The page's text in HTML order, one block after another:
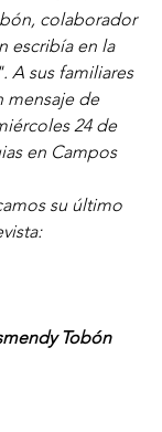
colaborador
escribía en la
A sus familiares
mensaje de
24 de
en Campos
su último
Tobón